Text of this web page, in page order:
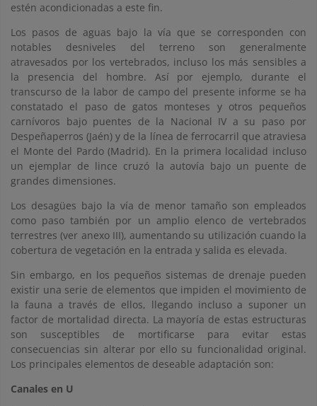
estén acondicionadas a este fin.
Los pasos de aguas bajo la vía que se corresponden con
notables desniveles del terreno son generalmente
atravesados por los vertebrados, incluso los más sensibles a
la presencia del hombre. Así por ejemplo, durante el
transcurso de la labor de campo del presente informe se ha
constatado el paso de gatos monteses y otros pequeños
carnívoros bajo puentes de la Nacional IV a su paso por
Despeñaperros (Jaén) y de la línea de ferrocarril que atraviesa
el Monte del Pardo (Madrid). En la primera localidad incluso
un ejemplar de lince cruzó la autovía bajo un puente de
grandes dimensiones.
Los desagües bajo la vía de menor tamaño son empleados
como paso también por un amplio elenco de vertebrados
terrestres (ver anexo III), aumentando su utilización cuando la
cobertura de vegetación en la entrada y salida es elevada.
Sin embargo, en los pequeños sistemas de drenaje pueden
existir una serie de elementos que impiden el movimiento de
la fauna a través de ellos, llegando incluso a suponer un
factor de mortalidad directa. La mayoría de estas estructuras
son susceptibles de mortificarse para evitar estas
consecuencias sin alterar por ello su funcionalidad original.
Los principales elementos de deseable adaptación son:
Canales en U